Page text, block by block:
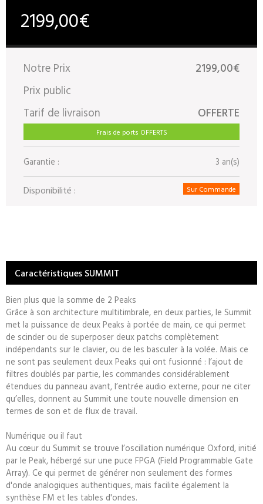
2199,00€
Notre Prix
2199,00€
Prix public
Tarif de livraison
OFFERTE
Frais de ports OFFERTS
Garantie : 3 an(s)
Disponibilité : Sur Commande
Caractéristiques SUMMIT
Bien plus que la somme de 2 Peaks
Grâce à son architecture multitimbrale, en deux parties, le Summit
met la puissance de deux Peaks à portée de main, ce qui permet
de scinder ou de superposer deux patchs complètement
indépendants sur le clavier, ou de les basculer à la volée. Mais ce
ne sont pas seulement deux Peaks qui ont fusionné : l’ajout de
filtres doublés par partie, les commandes considérablement
étendues du panneau avant, l’entrée audio externe, pour ne citer
qu’elles, donnent au Summit une toute nouvelle dimension en
termes de son et de flux de travail.
Numérique ou il faut
Au cœur du Summit se trouve l’oscillation numérique Oxford, initié
par le Peak, hébergé sur une puce FPGA (Field Programmable Gate
Array). Ce qui permet de générer non seulement des formes
d'onde analogiques authentiques, mais facilite également la
synthèse FM et les tables d'ondes.